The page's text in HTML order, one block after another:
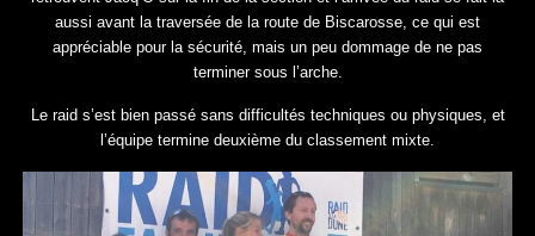
aussi avant la traversée de la route de Biscarosse, ce qui est
appréciable pour la sécurité, mais un peu dommage de ne pas
terminer sous l’arche.
Le raid s’est bien passé sans difficultés techniques ou physiques, et
l’équipe termine deuxième du classement mixte.